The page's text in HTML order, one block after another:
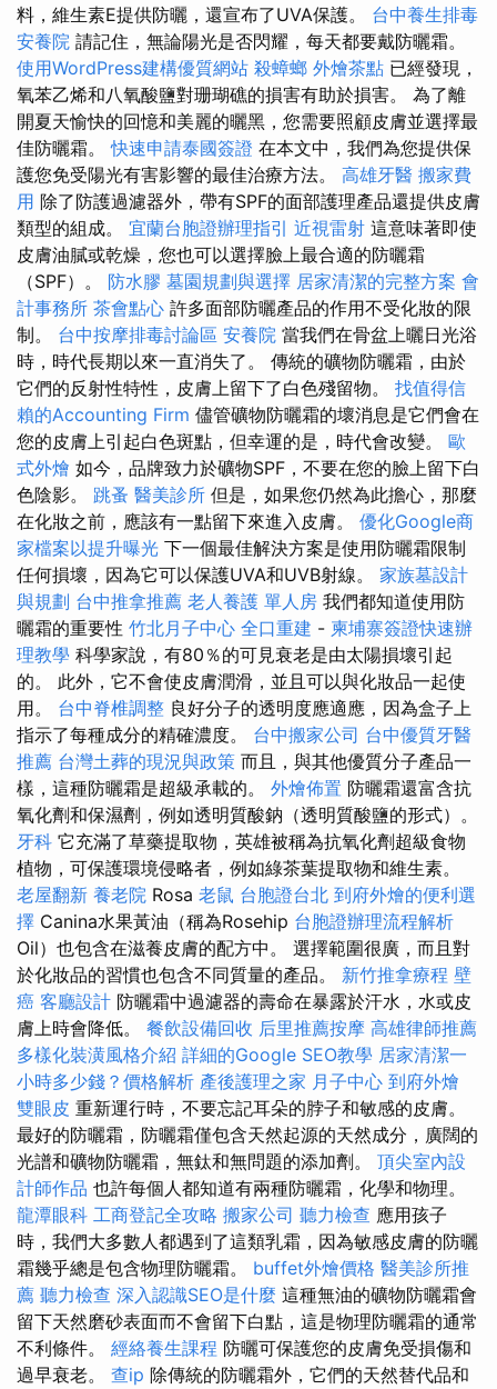
料，維生素E提供防曬，還宣布了UVA保護。 台中養生排毒
安養院 請記住，無論陽光是否閃耀，每天都要戴防曬霜。
使用WordPress建構優質網站 殺蟑螂 外燴茶點 已經發現，
氧苯乙烯和八氧酸鹽對珊瑚礁的損害有助於損害。 為了離
開夏天愉快的回憶和美麗的曬黑，您需要照顧皮膚並選擇最
佳防曬霜。快速申請泰國簽證 在本文中，我們為您提供保
護您免受陽光有害影響的最佳治療方法。 高雄牙醫 搬家費
用 除了防護過濾器外，帶有SPF的面部護理產品還提供皮膚
類型的組成。 宜蘭台胞證辦理指引 近視雷射 這意味著即使
皮膚油膩或乾燥，您也可以選擇臉上最合適的防曬霜
（SPF）。 防水膠 墓園規劃與選擇 居家清潔的完整方案 會
計事務所 茶會點心 許多面部防曬產品的作用不受化妝的限
制。 台中按摩排毒討論區 安養院 當我們在骨盆上曬日光浴
時，時代長期以來一直消失了。 傳統的礦物防曬霜，由於
它們的反射性特性，皮膚上留下了白色殘留物。 找值得信
賴的Accounting Firm 儘管礦物防曬霜的壞消息是它們會在
您的皮膚上引起白色斑點，但幸運的是，時代會改變。 歐
式外燴 如今，品牌致力於礦物SPF，不要在您的臉上留下白
色陰影。 跳蚤 醫美診所 但是，如果您仍然為此擔心，那麼
在化妝之前，應該有一點留下來進入皮膚。 優化Google商
家檔案以提升曝光 下一個最佳解決方案是使用防曬霜限制
任何損壞，因為它可以保護UVA和UVB射線。 家族墓設計
與規劃 台中推拿推薦 老人養護 單人房 我們都知道使用防
曬霜的重要性 竹北月子中心 全口重建 - 柬埔寨簽證快速辦
理教學 科學家說，有80％的可見衰老是由太陽損壞引起
的。 此外，它不會使皮膚潤滑，並且可以與化妝品一起使
用。 台中脊椎調整 良好分子的透明度應適應，因為盒子上
指示了每種成分的精確濃度。 台中搬家公司 台中優質牙醫
推薦 台灣土葬的現況與政策 而且，與其他優質分子產品一
樣，這種防曬霜是超級承載的。 外燴佈置 防曬霜還富含抗
氧化劑和保濕劑，例如透明質酸鈉（透明質酸鹽的形式）。
牙科 它充滿了草藥提取物，英雄被稱為抗氧化劑超級食物
植物，可保護環境侵略者，例如綠茶葉提取物和維生素。
老屋翻新 養老院 Rosa 老鼠 台胞證台北 到府外燴的便利選
擇 Canina水果黃油（稱為Rosehip 台胞證辦理流程解析
Oil）也包含在滋養皮膚的配方中。 選擇範圍很廣，而且對
於化妝品的習慣也包含不同質量的產品。 新竹推拿療程 壁
癌 客廳設計 防曬霜中過濾器的壽命在暴露於汗水，水或皮
膚上時會降低。 餐飲設備回收 后里推薦按摩 高雄律師推薦
多樣化裝潢風格介紹 詳細的Google SEO教學 居家清潔一
小時多少錢？價格解析 產後護理之家 月子中心 到府外燴
雙眼皮 重新運行時，不要忘記耳朵的脖子和敏感的皮膚。
最好的防曬霜，防曬霜僅包含天然起源的天然成分，廣闊的
光譜和礦物防曬霜，無鈦和無問題的添加劑。 頂尖室內設
計師作品 也許每個人都知道有兩種防曬霜，化學和物理。
龍潭眼科 工商登記全攻略 搬家公司 聽力檢查 應用孩子
時，我們大多數人都遇到了這類乳霜，因為敏感皮膚的防曬
霜幾乎總是包含物理防曬霜。 buffet外燴價格 醫美診所推
薦 聽力檢查 深入認識SEO是什麼 這種無油的礦物防曬霜會
留下天然磨砂表面而不會留下白點，這是物理防曬霜的通常
不利條件。 經絡養生課程 防曬可保護您的皮膚免受損傷和
過早衰老。 查ip 除傳統的防曬霜外，它們的天然替代品和